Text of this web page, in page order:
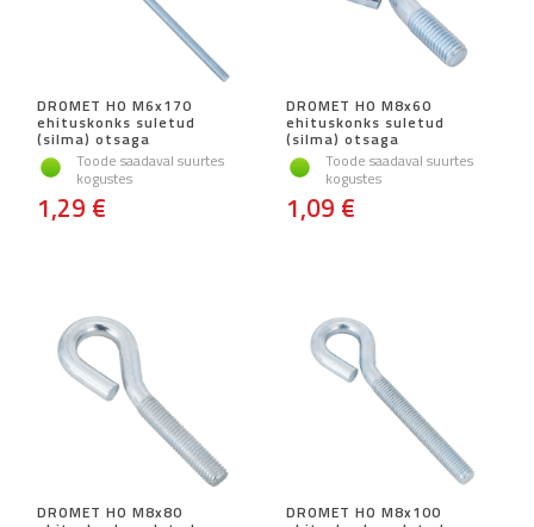
DROMET HO M6x170
ehituskonks suletud
(silma) otsaga
Toode saadaval suurtes
kogustes
1,29 €
DROMET HO M8x60
ehituskonks suletud
(silma) otsaga
Toode saadaval suurtes
kogustes
1,09 €
DROMET HO M8x80 DROMET HO M8x100